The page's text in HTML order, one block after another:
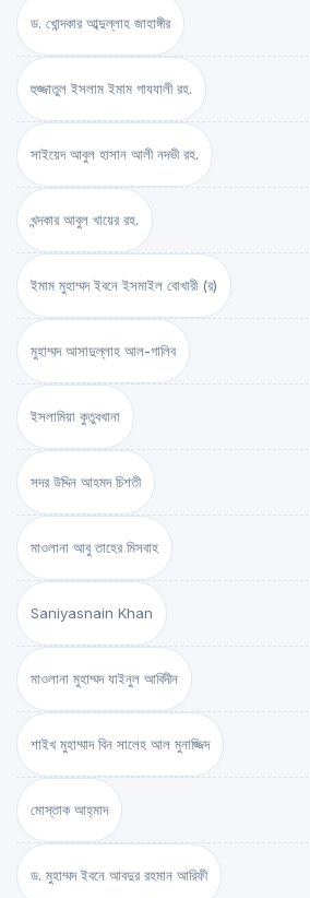
ড. খোন্দকার আব্দুল্লাহ জাহাঙ্গীর
হুজ্জাতুল ইসলাম ইমাম গাযযালী রহ.
সাইয়েদ আবুল হাসান আলী নদভী রহ.
খন্দকার আবুল খায়ের রহ.
ইমাম মুহাম্মদ ইবনে ইসমাইল বোখারী (র)
মুহাম্মদ আসাদুল্লাহ আল-গালিব
ইসলামিয়া কুতুবখানা
সদর উদ্দিন আহমদ চিশতী
মাওলানা আবু তাহের মিসবাহ
Saniyasnain Khan
মাওলানা মুহাম্মদ যাইনুল আবিদীন
শাইখ মুহাম্মাদ বিন সালেহ আল মুনাজ্জিদ
মোস্তাক আহ্‌মাদ
ড. মুহাম্মদ ইবনে আবদুর রহমান আরিফী